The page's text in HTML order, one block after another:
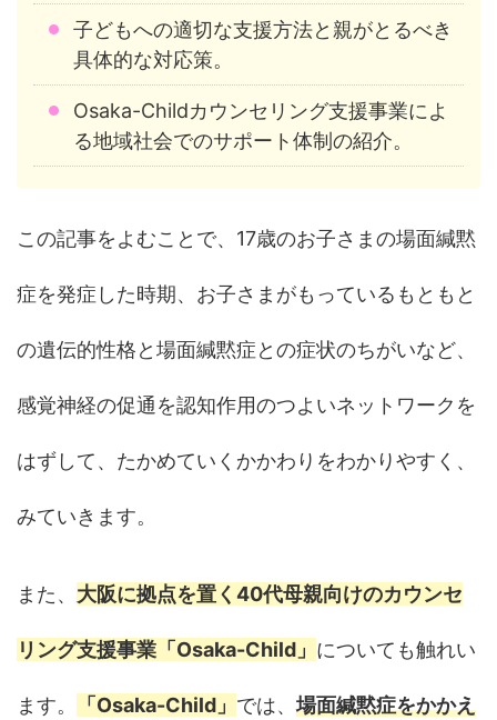
子どもへの適切な支援方法と親がとるべき
具体的な対応策。
Osaka-Childカウンセリング支援事業によ
る地域社会でのサポート体制の紹介。
この記事をよむことで、17歳のお子さまの場面緘黙
症を発症した時期、お子さまがもっているもともと
の遺伝的性格と場面緘黙症との症状のちがいなど、
感覚神経の促通を認知作用のつよいネットワークを
はずして、たかめていくかかわりをわかりやすく、
みていきます。
また、 大阪に拠点を置く40代母親向けのカウンセ
リング支援事業「Osaka-Child」 についても触れい
ます。 「Osaka-Child」 では、場面緘黙症をかかえ